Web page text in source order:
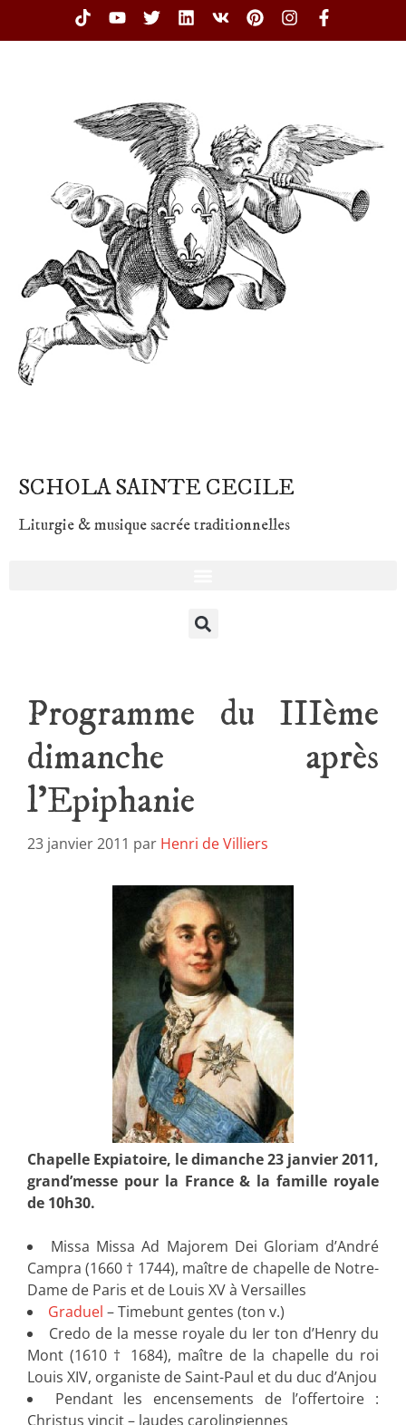
SCHOLA SAINTE CECILE
Liturgie & musique sacrée traditionnelles
Programme du IIIème
dimanche après
l’Epiphanie
23 janvier 2011 par Henri de Villiers
Chapelle Expiatoire, le dimanche 23 janvier 2011,
grand’messe pour la France & la famille royale
de 10h30.
Missa Missa Ad Majorem Dei Gloriam d’André
Campra (1660 † 1744), maître de chapelle de Notre-
Dame de Paris et de Louis XV à Versailles
Graduel – Timebunt gentes (ton v.)
Credo de la messe royale du Ier ton d’Henry du
Mont (1610 † 1684), maître de la chapelle du roi
Louis XIV, organiste de Saint-Paul et du duc d’Anjou
Pendant les encensements de l’offertoire :
Christus vincit – laudes carolingiennes